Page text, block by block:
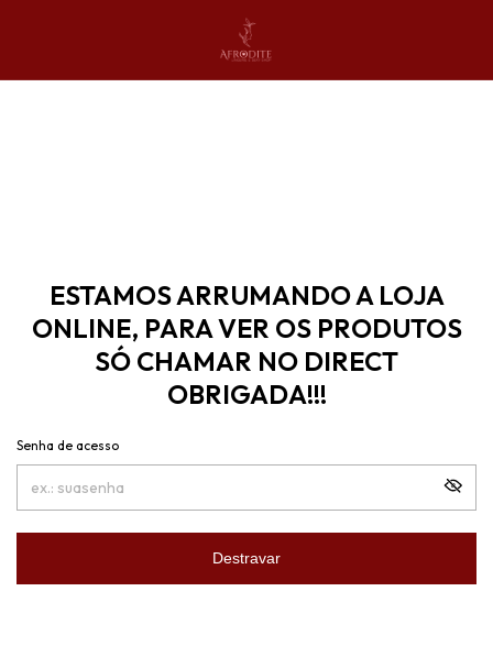
ESTAMOS ARRUMANDO A LOJA
ONLINE, PARA VER OS PRODUTOS
SÓ CHAMAR NO DIRECT
OBRIGADA!!!
Senha de acesso
Destravar